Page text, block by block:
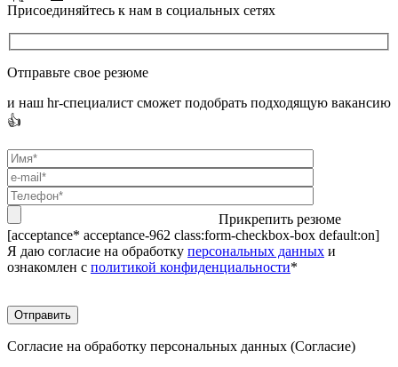
Присоединяйтесь к нам в социальных сетях
Отправьте свое резюме
и наш hr-специалист сможет подобрать подходящую вакансию
👍
Прикрепить резюме
[acceptance* acceptance-962 class:form-checkbox-box default:on]
Я даю согласие на обработку персональных данных и
ознакомлен с политикой конфиденциальности*
Согласие на обработку персональных данных (Согласие)